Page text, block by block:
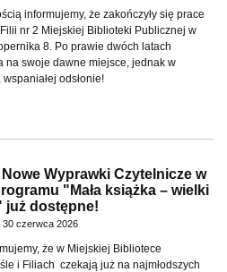
informujemy, że zakończyły się prace
nr 2 Miejskiej Biblioteki Publicznej w
8. Po prawie dwóch latach
na swoje dawne miejsce, jednak w
odsłonie!
Wyprawki Czytelnicze w
"Mała książka – wielki
już dostępne!
30 czerwca 2026
że w Miejskiej Bibliotece
i Filiach czekają już na najmłodszych